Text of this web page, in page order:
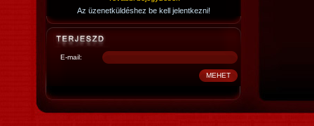
Az üzenetküldéshez be kell jelentkezni!
E-mail: